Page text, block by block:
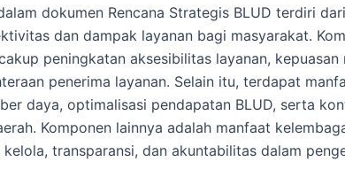
dokumen Rencana Strategis BLUD terdiri
dan dampak layanan bagi masyarakat.
peningkatan aksesibilitas layanan,
penerima layanan. Selain itu, terdapat
daya, optimalisasi pendapatan BLUD, serta
Komponen lainnya adalah manfaat
transparansi, dan akuntabilitas dalam